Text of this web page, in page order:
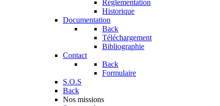
Réglementation
Historique
Documentation
Back
Téléchargement
Bibliographie
Contact
Back
Formulaire
S.O.S
Back
Nos missions